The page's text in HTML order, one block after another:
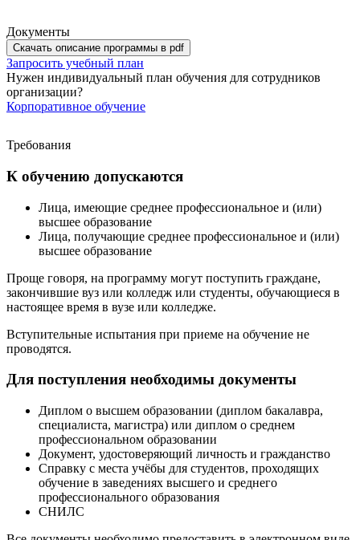
Документы
Скачать описание программы в pdf
Запросить учебный план
Нужен индивидуальный план обучения для сотрудников
организации?
Корпоративное обучение
Требования
К обучению допускаются
Лица, имеющие среднее профессиональное и (или)
высшее образование
Лица, получающие среднее профессиональное и (или)
высшее образование
Проще говоря, на программу могут поступить граждане,
закончившие вуз или колледж или студенты, обучающиеся в
настоящее время в вузе или колледже.
Вступительные испытания при приеме на обучение не
проводятся.
Для поступления необходимы документы
Диплом о высшем образовании (диплом бакалавра,
специалиста, магистра) или диплом о среднем
профессиональном образовании
Документ, удостоверяющий личность и гражданство
Справку с места учёбы для студентов, проходящих
обучение в заведениях высшего и среднего
профессионального образования
СНИЛС